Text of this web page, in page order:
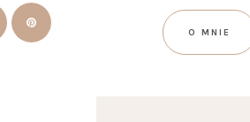
O MNIE